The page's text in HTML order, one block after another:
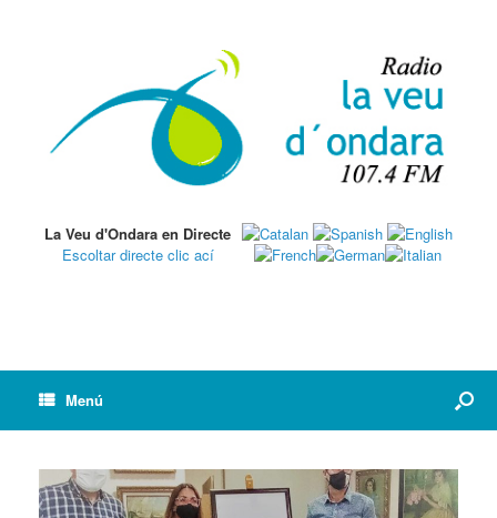
La Veu d'Ondara en Directe
Escoltar directe clic ací
Menú